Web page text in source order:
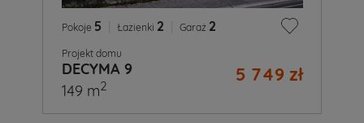
Pokoje 5 Łazienki 2 Garaż 2
Projekt domu
DECYMA 9 5 749 zł
149 m2